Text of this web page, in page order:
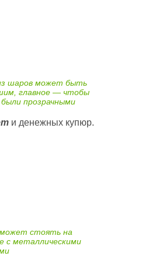
шаров может быть
главное — чтобы
прозрачными
и денежных купюр.
стоять на
с металлическими